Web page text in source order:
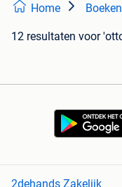
Home Boeken
12 resultaten voor
2dehands Zakelijk